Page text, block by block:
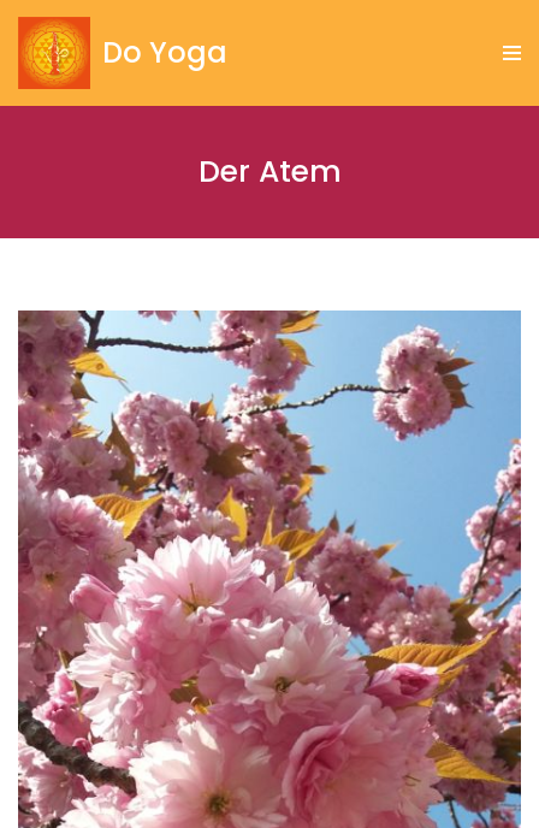
Zum
Inhalt
Do Yoga
Der Atem